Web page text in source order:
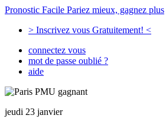
Pronostic Facile Pariez mieux, gagnez plus
> Inscrivez vous Gratuitement! <
connectez vous
mot de passe oublié ?
aide
jeudi 23 janvier